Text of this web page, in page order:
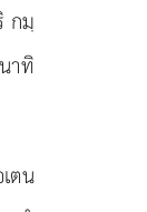
กมฺ
าทิ
ตน